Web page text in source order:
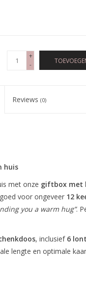
+
-
Reviews(0)
huis
met onze giftbox met
voor ongeveer 12
you a warm hug”.
, inclusief 6
lengte en optimale